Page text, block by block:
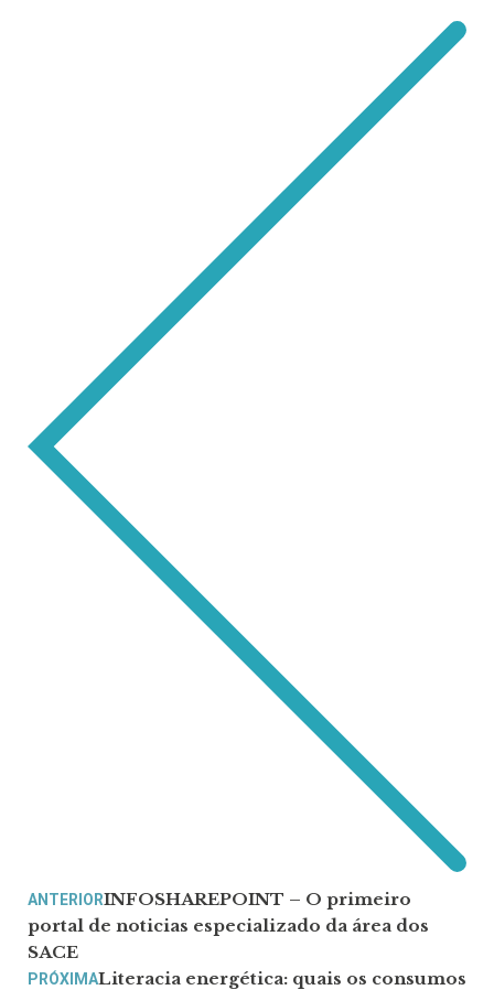
ANTERIORINFOSHAREPOINT – O primeiro
portal de noticias especializado da área dos
SACE
PRÓXIMALiteracia energética: quais os consumos